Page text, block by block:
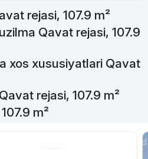
rejasi, 107.9 m²
Qavat rejasi, 107.9
xos xususiyatlari Qavat
rejasi, 107.9 m²
m²